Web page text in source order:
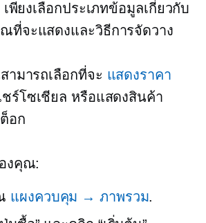
พียงเลือกประเภทข้อมูลเกี่ยวกับ
จะแสดงและวิธีการจัดวาง
ามารถเลือกที่จะ แสดงราคา
ร์โซเชียล หรือแสดงสินค้า
อก
งคุณ:
แผงควบคุม → ภาพรวม.